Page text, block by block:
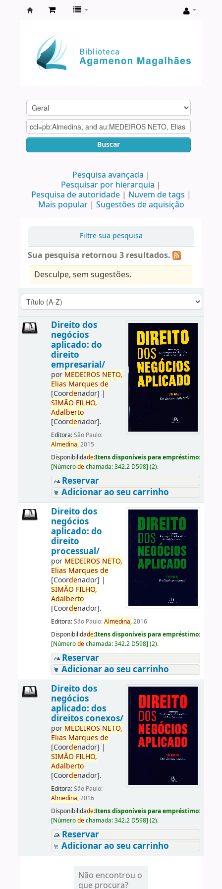
Agamenon
Magalhães
Buscar
Pesquisa avançada
Pesquisar por hierarquia
Pesquisa de autoridade
Nuvem de tags
Mais popular
Sugestões de aquisição
Filtre sua pesquisa
Sua pesquisa retornou 3 resultados.
Desculpe, sem sugestões.
Direito dos
negócios
aplicado: do
direito
empresarial/
por MEDEIROS NETO,
Elias Marques de
[Coordenador] |
SIMÃO FILHO,
Adalberto
[Coordenador].
Editora:São Paulo:
Almedina,2015
Disponibilidade:Itens disponíveis para empréstimo:
[Númerodechamada:342.2 D598] (2).
Reservar
Adicionar ao seu carrinho
Direito dos
negócios
aplicado: do
direito
processual/
por MEDEIROS NETO,
Elias Marques de
[Coordenador] |
SIMÃO FILHO,
Adalberto
[Coordenador].
Editora:São Paulo:Almedina,2016
Disponibilidade:Itens disponíveis para empréstimo:
[Númerodechamada:342.2 D598] (2).
Reservar
Adicionar ao seu carrinho
Direito dos
negócios
aplicado: dos
direitos conexos/
por MEDEIROS NETO,
Elias Marques de
[Coordenador] |
SIMÃO FILHO,
Adalberto
[Coordenador].
Editora:São Paulo:
Almedina,2016
Disponibilidade:Itens disponíveis para empréstimo:
[Númerodechamada:342.2 D598] (2).
Reservar
Adicionar ao seu carrinho
Não encontrou o
que procura?